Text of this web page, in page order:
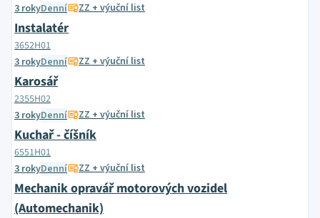
3 rokyDenní ZZ + výuční list
Instalatér
3652H01
3 rokyDenní ZZ + výuční list
Karosář
2355H02
3 rokyDenní ZZ + výuční list
Kuchař - číšník
6551H01
3 rokyDenní ZZ + výuční list
Mechanik opravář motorových vozidel
(Automechanik)